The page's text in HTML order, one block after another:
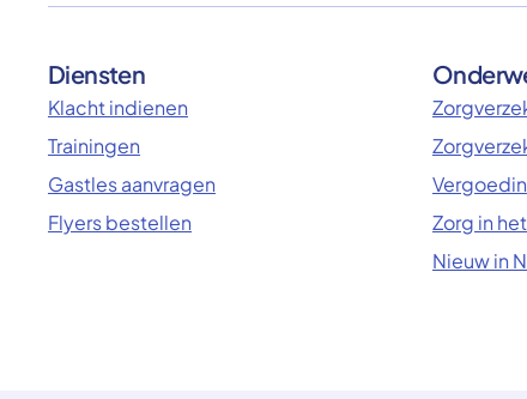
Diensten
Klacht indienen
Trainingen
Gastles aanvragen
Flyers bestellen
Zorg in
Nieuw in